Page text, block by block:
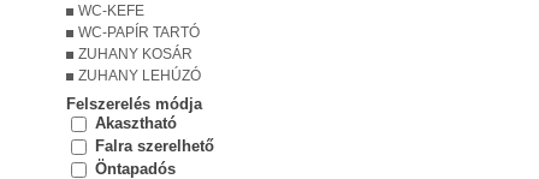
WC-KEFE
WC-PAPÍR TARTÓ
ZUHANY KOSÁR
ZUHANY LEHÚZÓ
Felszerelés módja
Akasztható
Falra szerelhető
Öntapadós